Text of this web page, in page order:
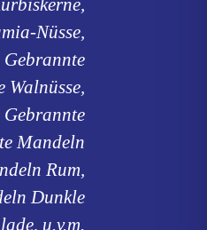
Nüsse,
Walnüsse,
Mandeln
Rum,
Dunkle
u.v.m.